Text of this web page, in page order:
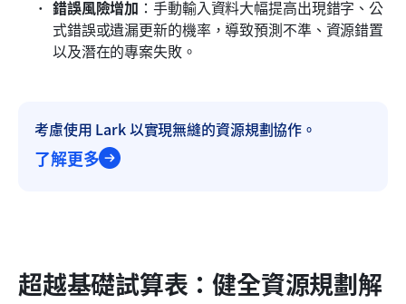
錯誤風險增加 ：手動輸入資料大幅提高出現錯字、公
式錯誤或遺漏更新的機率，導致預測不準、資源錯置
以及潛在的專案失敗。
考慮使用 Lark 以實現無縫的資源規劃協作。
了解更多
超越基礎試算表：健全資源規劃解